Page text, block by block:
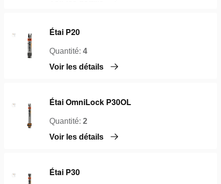
Étai P20
Quantité: 4
Voir les détails
Étai OmniLock P30OL
Quantité: 2
Voir les détails
Étai P30